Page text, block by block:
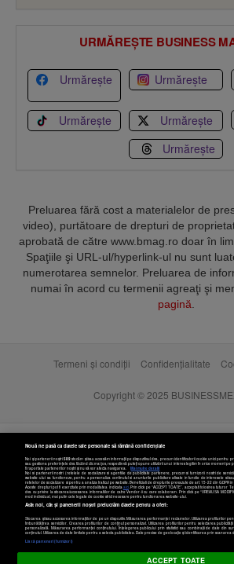
URMĂREȘTE BUSINESS
Urmărește Urmărește
Urmărește Urmărește
Urmărește
Preluarea fără cost a materialelor de
video), purtătoare de drepturi de
aprobată de către www.bmag.ro doar în
Spaţiile şi URL-ul/hyperlink-ul nu sunt
numerotarea semnelor. Preluarea de
numai în acord cu termenii agreaţi şi
pagină.
Termeni și condiții Confidențialitate
Copyright © 2025
Setări cookies
Nouă ne pasă ca datele tale personale să rămână confidențiale
Noi și partenerii noștri589stocăm și/sau accesăm informații pe dispozitivul dvs., precum identificatorii cookie unici pentru
sau gestiona preferințele dvs. făcând clic mai jos, respectiv vă puteți opune utilizării unui interes legitim în orice moment pe
fi raportate partenerilor noștri și nu vă vor afecta navigarea.
Mai multe detalii
Noi si partenerii nostri (retelele de socializare si agentiile de publicitate partenere, precum si furnizorii nostri de
website-ului sa functioneze, pentru a personaliza continutul si anunturile publicitare afisate in functie de interesele si/
retelelor de socializare si pentru a analiza traficul pe website. Beneficiati de drepturile prevazute de art. 15-22 din GDPR
Aceste drepturi pot fi exercitate prin modalitatea indicataaici. Prin click pe “ACCEPT TOATE”, acceptati folosirea tuturor
dvs. cu privire la stocarea/accesarea informatiilor de catre Vendor-ii cu care colaboram. Prin click pe “VREAU SA
mod individual, mai putin cele legate de cookie strict necesare pentru functionarea website-ului.
Atât noi, cât și partenerii noștri prelucrăm datele pentru a oferi:
Stocarea și/sau accesarea informațiilor de pe un dispozitiv. Măsurarea performanței reclamelor. Utilizarea profilurilor
îmbunătățirea serviciilor. Crearea profilurilor de conținut personalizat. Utilizarea profilurilor pentru selectarea
personalizată. Măsurarea performanței conținutului. Înțelegerea publicului prin statistici sau combinații de date din
conținutul. Utilizarea de date limitate pentru a selecta publicitatea. Date precise de geolocație și identificarea prin scanarea
Listă parteneri (furnizori)
ACCEPT TOATE